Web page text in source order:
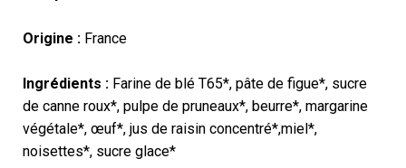
Origine : France
Ingrédients : Farine de blé T65*, pâte de figue*, sucre
de canne roux*, pulpe de pruneaux*, beurre*, margarine
végétale*, œuf*, jus de raisin concentré*,miel*,
noisettes*, sucre glace*